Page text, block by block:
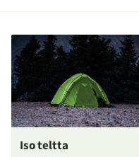
Iso teltta